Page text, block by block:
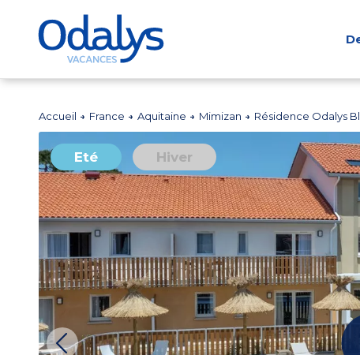
Accueil France Aquitaine Mimizan Résidence Odalys
Eté Hiver